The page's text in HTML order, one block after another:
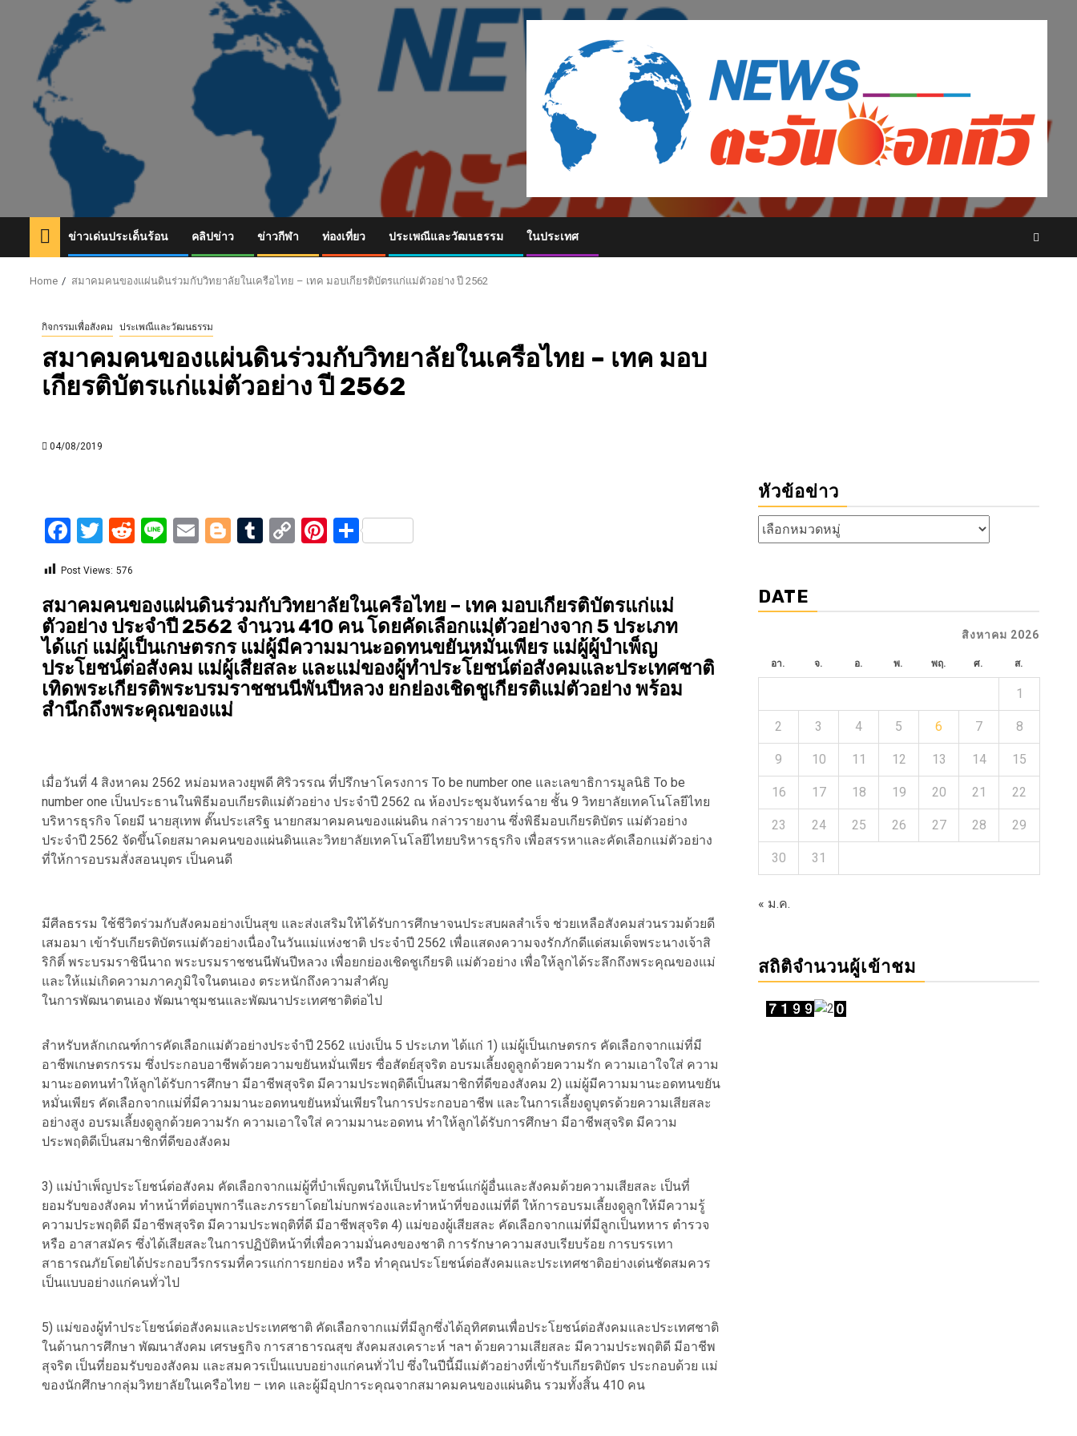
ข่าวเด่นประเด็นร้อน คลิปข่าว ข่าวกีฬา ท่องเที่ยว ประเพณีและวัฒนธรรม ในประเทศ
Home สมาคมคนของแผ่นดินร่วมกับวิทยาลัยในเครือไทย – เทค มอบเกียรติบัตรแก่แม่ตัวอย่าง ปี 2562
กิจกรรมเพื่อสังคม ประเพณีและวัฒนธรรม
สมาคมคนของแผ่นดินร่วมกับวิทยาลัยในเครือไทย – เทค มอบ
เกียรติบัตรแก่แม่ตัวอย่าง ปี 2562
04/08/2019
Facebook
Twitter
Reddit
LineEmailBlogger
Tumblr
CopyPinterest
Share
Post Views: 576
สมาคมคนของแผ่นดินร่วมกับวิทยาลัยในเครือไทย – เทค มอบเกียรติบัตรแก่แม่
ตัวอย่าง ประจำปี 2562 จำนวน 410 คน โดยคัดเลือกแม่ตัวอย่างจาก 5 ประเภท
ได้แก่ แม่ผู้เป็นเกษตรกร แม่ผู้มีความมานะอดทนขยันหมั่นเพียร แม่ผู้ผู้บำเพ็ญ
ประโยชน์ต่อสังคม แม่ผู้เสียสละ และแม่ของผู้ทำประโยชน์ต่อสังคมและประเทศชาติ
เทิดพระเกียรติพระบรมราชชนนีพันปีหลวง ยกย่องเชิดชูเกียรติแม่ตัวอย่าง พร้อม
สำนึกถึงพระคุณของแม่
เมื่อวันที่ 4 สิงหาคม 2562 หม่อมหลวงยุพดี ศิริวรรณ ที่ปรึกษาโครงการ To be number one และเลขาธิการมูลนิธิ To be
number one เป็นประธานในพิธีมอบเกียรติแม่ตัวอย่าง ประจำปี 2562 ณ ห้องประชุมจันทร์ฉาย ชั้น 9 วิทยาลัยเทคโนโลยีไทย
บริหารธุรกิจ โดยมี นายสุเทพ ตั๊นประเสริฐ นายกสมาคมคนของแผ่นดิน กล่าวรายงาน ซึ่งพิธีมอบเกียรติบัตร แม่ตัวอย่าง
ประจำปี 2562 จัดขึ้นโดยสมาคมคนของแผ่นดินและวิทยาลัยเทคโนโลยีไทยบริหารธุรกิจ เพื่อสรรหาและคัดเลือกแม่ตัวอย่าง
ที่ให้การอบรมสั่งสอนบุตร เป็นคนดี
มีศีลธรรม ใช้ชีวิตร่วมกับสังคมอย่างเป็นสุข และส่งเสริมให้ได้รับการศึกษาจนประสบผลสำเร็จ ช่วยเหลือสังคมส่วนรวมด้วยดี
เสมอมา เข้ารับเกียรติบัตรแม่ตัวอย่างเนื่องในวันแม่แห่งชาติ ประจำปี 2562 เพื่อแสดงความจงรักภักดีแด่สมเด็จพระนางเจ้าสิ
ริกิติ์ พระบรมราชินีนาถ พระบรมราชชนนีพันปีหลวง เพื่อยกย่องเชิดชูเกียรติ แม่ตัวอย่าง เพื่อให้ลูกได้ระลึกถึงพระคุณของแม่
และให้แม่เกิดความภาคภูมิใจในตนเอง ตระหนักถึงความสำคัญ
ในการพัฒนาตนเอง พัฒนาชุมชนและพัฒนาประเทศชาติต่อไป
สำหรับหลักเกณฑ์การคัดเลือกแม่ตัวอย่างประจำปี 2562 แบ่งเป็น 5 ประเภท ได้แก่ 1) แม่ผู้เป็นเกษตรกร คัดเลือกจากแม่ที่มี
อาชีพเกษตรกรรม ซึ่งประกอบอาชีพด้วยความขยันหมั่นเพียร ซื่อสัตย์สุจริต อบรมเลี้ยงดูลูกด้วยความรัก ความเอาใจใส่ ความ
มานะอดทนทำให้ลูกได้รับการศึกษา มีอาชีพสุจริต มีความประพฤติดีเป็นสมาชิกที่ดีของสังคม 2) แม่ผู้มีความมานะอดทนขยัน
หมั่นเพียร คัดเลือกจากแม่ที่มีความมานะอดทนขยันหมั่นเพียรในการประกอบอาชีพ และในการเลี้ยงดูบุตรด้วยความเสียสละ
อย่างสูง อบรมเลี้ยงดูลูกด้วยความรัก ความเอาใจใส่ ความมานะอดทน ทำให้ลูกได้รับการศึกษา มีอาชีพสุจริต มีความ
ประพฤติดีเป็นสมาชิกที่ดีของสังคม
3) แม่บำเพ็ญประโยชน์ต่อสังคม คัดเลือกจากแม่ผู้ที่บำเพ็ญตนให้เป็นประโยชน์แก่ผู้อื่นและสังคมด้วยความเสียสละ เป็นที่
ยอมรับของสังคม ทำหน้าที่ต่อบุพการีและภรรยาโดยไม่บกพร่องและทำหน้าที่ของแม่ที่ดี ให้การอบรมเลี้ยงดูลูกให้มีความรู้
ความประพฤติดี มีอาชีพสุจริต มีความประพฤติที่ดี มีอาชีพสุจริต 4) แม่ของผู้เสียสละ คัดเลือกจากแม่ที่มีลูกเป็นทหาร ตำรวจ
หรือ อาสาสมัคร ซึ่งได้เสียสละในการปฏิบัติหน้าที่เพื่อความมั่นคงของชาติ การรักษาความสงบเรียบร้อย การบรรเทา
สาธารณภัยโดยได้ประกอบวีรกรรมที่ควรแก่การยกย่อง หรือ ทำคุณประโยชน์ต่อสังคมและประเทศชาติอย่างเด่นชัดสมควร
เป็นแบบอย่างแก่คนทั่วไป
5) แม่ของผู้ทำประโยชน์ต่อสังคมและประเทศชาติ คัดเลือกจากแม่ที่มีลูกซึ่งได้อุทิศตนเพื่อประโยชน์ต่อสังคมและประเทศชาติ
ในด้านการศึกษา พัฒนาสังคม เศรษฐกิจ การสาธารณสุข สังคมสงเคราะห์ ฯลฯ ด้วยความเสียสละ มีความประพฤติดี มีอาชีพ
สุจริต เป็นที่ยอมรับของสังคม และสมควรเป็นแบบอย่างแก่คนทั่วไป ซึ่งในปีนี้มีแม่ตัวอย่างที่เข้ารับเกียรติบัตร ประกอบด้วย แม่
ของนักศึกษากลุ่มวิทยาลัยในเครือไทย – เทค และผู้มีอุปการะคุณจากสมาคมคนของแผ่นดิน รวมทั้งสิ้น 410 คน
หัวข้อข่าว
หัวข้อ
ข่าว
DATE
สิงหาคม 2026
อา. จ. อ. พ. พฤ. ศ. ส.
1
2 3 4 5 6 7 8
9 10 11 12 13 14 15
16 17 18 19 20 21 22
23 24 25 26 27 28 29
30 31
« ม.ค.
สถิติจำนวนผู้เข้าชม